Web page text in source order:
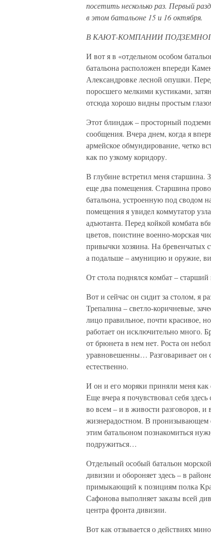
посетить несколько раз. Первый
в этом батальоне 15 и 16 октября.
В КАЮТ-КОМПАНИИ
И вот я в «отдельном особом
батальона расположен впереди
Александровке лесной опушки.
поросшего мелкими кустиками,
отсюда хорошо видны простым
Этот блиндаж – просторный
сообщения. Вчера днем, когда я
армейское обмундирование, четко
как по узкому коридору.
В глубине встретил меня старшина.
еще два помещения. Старшина
батальона, устроенную под сводом
помещения я увидел коммутатор
адъютанта. Перед койкой комбата
цветов, поистине военно-морская
привычки хозяина. На бревенчатых
а подальше – амуницию и оружие,
От стола поднялся комбат –
Вот и сейчас он сидит за столом, я
Трепалина – светло-коричневые,
лицо правильное, почти красивое,
работает он исключительно много.
от брюнета в нем нет. Роста он
уравновешенны… Разговаривает он
естественно.
И он и его моряки приняли меня
Еще вчера я почувствовал себя
во всем – и в живости разговоров, и
жизнерадостном. В пронизывающем
этим батальоном познакомиться
подружиться…
Отдельный особый батальон
дивизии и обороняет здесь – в
примыкающий к позициям полка
Сафонова выполняет заказы всей
центра фронта дивизии.
Вот как отзывается о действиях